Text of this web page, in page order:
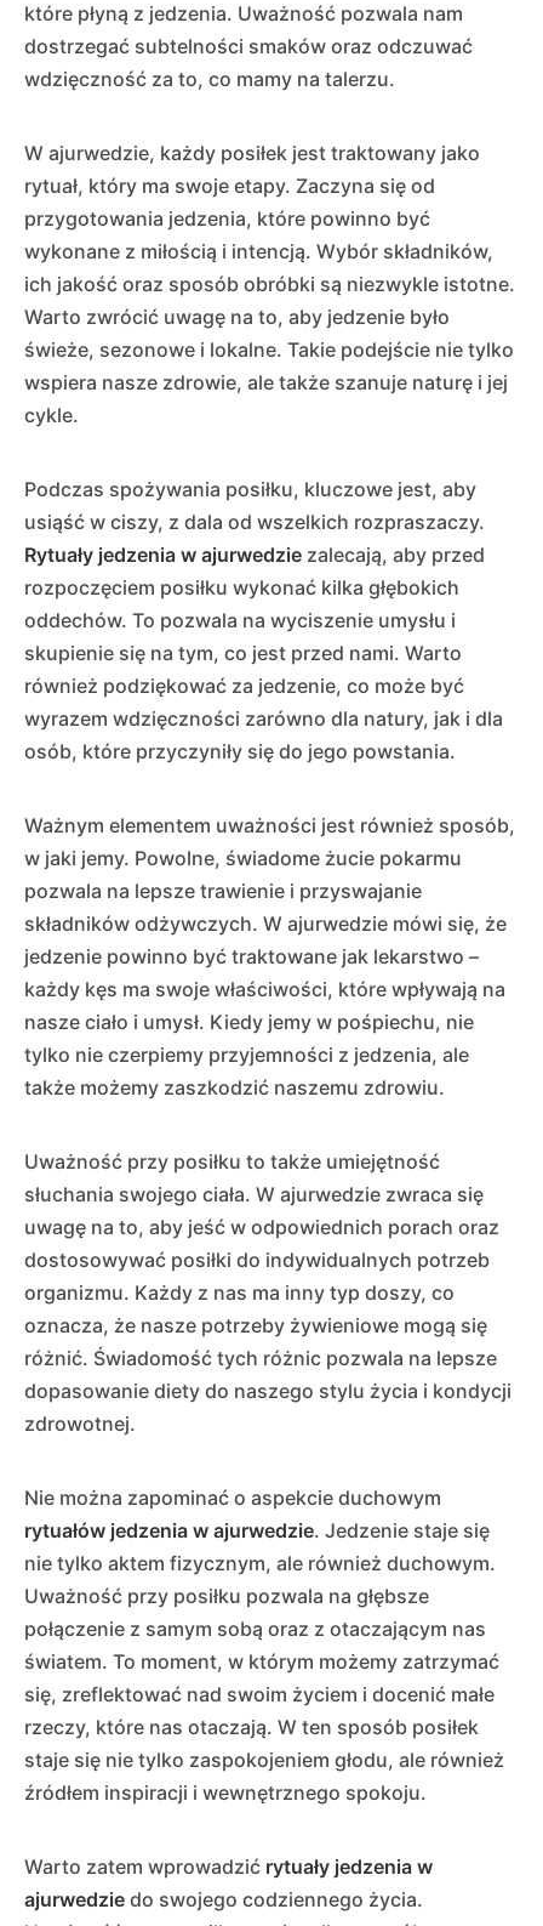
które płyną z jedzenia. Uważność pozwala nam
dostrzegać subtelności smaków oraz odczuwać
wdzięczność za to, co mamy na talerzu.
W ajurwedzie, każdy posiłek jest traktowany jako
rytuał, który ma swoje etapy. Zaczyna się od
przygotowania jedzenia, które powinno być
wykonane z miłością i intencją. Wybór składników,
ich jakość oraz sposób obróbki są niezwykle istotne.
Warto zwrócić uwagę na to, aby jedzenie było
świeże, sezonowe i lokalne. Takie podejście nie tylko
wspiera nasze zdrowie, ale także szanuje naturę i jej
cykle.
Podczas spożywania posiłku, kluczowe jest, aby
usiąść w ciszy, z dala od wszelkich rozpraszaczy.
Rytuały jedzenia w ajurwedzie zalecają, aby przed
rozpoczęciem posiłku wykonać kilka głębokich
oddechów. To pozwala na wyciszenie umysłu i
skupienie się na tym, co jest przed nami. Warto
również podziękować za jedzenie, co może być
wyrazem wdzięczności zarówno dla natury, jak i dla
osób, które przyczyniły się do jego powstania.
Ważnym elementem uważności jest również sposób,
w jaki jemy. Powolne, świadome żucie pokarmu
pozwala na lepsze trawienie i przyswajanie
składników odżywczych. W ajurwedzie mówi się, że
jedzenie powinno być traktowane jak lekarstwo –
każdy kęs ma swoje właściwości, które wpływają na
nasze ciało i umysł. Kiedy jemy w pośpiechu, nie
tylko nie czerpiemy przyjemności z jedzenia, ale
także możemy zaszkodzić naszemu zdrowiu.
Uważność przy posiłku to także umiejętność
słuchania swojego ciała. W ajurwedzie zwraca się
uwagę na to, aby jeść w odpowiednich porach oraz
dostosowywać posiłki do indywidualnych potrzeb
organizmu. Każdy z nas ma inny typ doszy, co
oznacza, że nasze potrzeby żywieniowe mogą się
różnić. Świadomość tych różnic pozwala na lepsze
dopasowanie diety do naszego stylu życia i kondycji
zdrowotnej.
Nie można zapominać o aspekcie duchowym
rytuałów jedzenia w ajurwedzie. Jedzenie staje się
nie tylko aktem fizycznym, ale również duchowym.
Uważność przy posiłku pozwala na głębsze
połączenie z samym sobą oraz z otaczającym nas
światem. To moment, w którym możemy zatrzymać
się, zreflektować nad swoim życiem i docenić małe
rzeczy, które nas otaczają. W ten sposób posiłek
staje się nie tylko zaspokojeniem głodu, ale również
źródłem inspiracji i wewnętrznego spokoju.
Warto zatem wprowadzić rytuały jedzenia w
ajurwedzie do swojego codziennego życia.